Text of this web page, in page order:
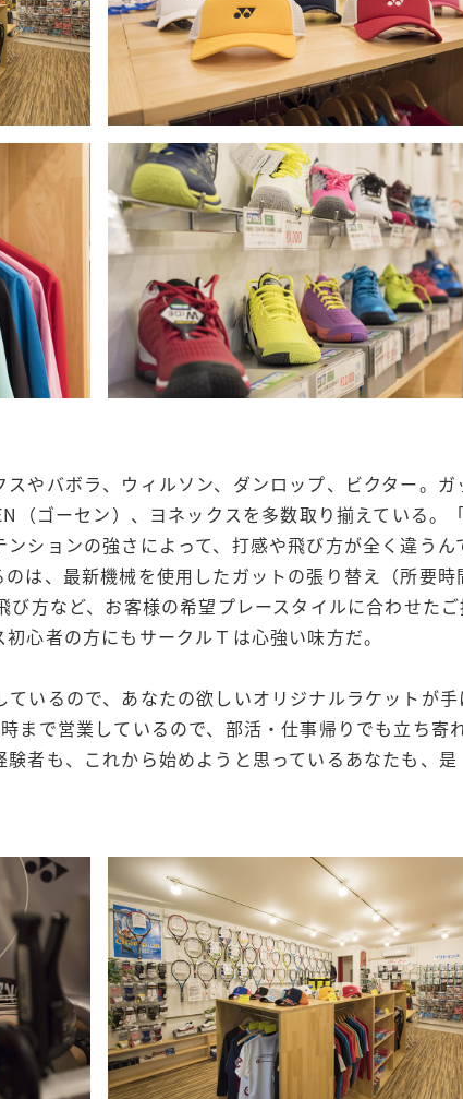
やバボラ、ウィルソン、ダンロップ、ビクター。ガ
（ゴーセン）、ヨネックスを多数取り揃えている。
ションの強さによって、打感や飛び方が全く違うん
は、最新機械を使用したガットの張り替え（所要時
方など、お客様の希望プレースタイルに合わせたご
心者の方にもサークルＴは心強い味方だ。
いるので、あなたの欲しいオリジナルラケットが手
まで営業しているので、部活・仕事帰りでも立ち寄
者も、これから始めようと思っているあなたも、是